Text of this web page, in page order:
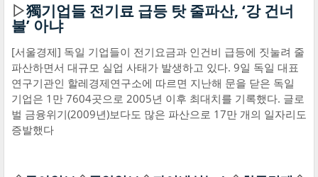
▷獨기업들 전기료 급등 탓 줄파산, ‘강 건너
불’ 아냐
[서울경제] 독일 기업들이 전기요금과 인건비 급등에 짓눌려 줄
파산하면서 대규모 실업 사태가 발생하고 있다. 9일 독일 대표
연구기관인 할레경제연구소에 따르면 지난해 문을 닫은 독일
기업은 1만 7604곳으로 2005년 이후 최대치를 기록했다. 글로
벌 금융위기(2009년)보다도 많은 파산으로 17만 개의 일자리도
증발했다